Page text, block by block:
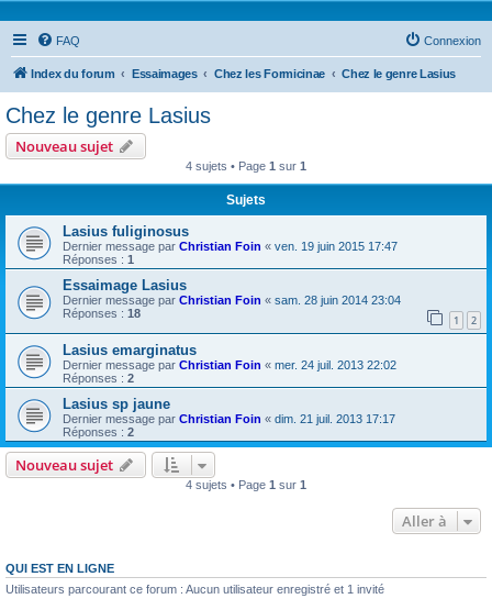
FAQ Connexion
Index du forum Essaimages Chez les Formicinae Chez le genre Lasius
Chez le genre Lasius
Nouveau sujet
4 sujets • Page 1 sur 1
Sujets
Lasius fuliginosus
Dernier message par Christian Foin « ven. 19 juin 2015 17:47
Réponses : 1
Essaimage Lasius
Dernier message par Christian Foin « sam. 28 juin 2014 23:04
Réponses : 18 1 2
Lasius emarginatus
Dernier message par Christian Foin « mer. 24 juil. 2013 22:02
Réponses : 2
Lasius sp jaune
Dernier message par Christian Foin « dim. 21 juil. 2013 17:17
Réponses : 2
Nouveau sujet
4 sujets • Page 1 sur 1
Aller à
QUI EST EN LIGNE
Utilisateurs parcourant ce forum : Aucun utilisateur enregistré et 1 invité